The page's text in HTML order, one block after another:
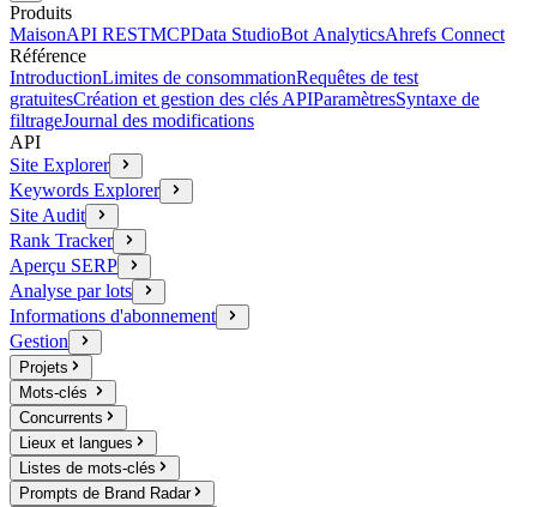
Produits
MaisonAPI RESTMCPData StudioBot AnalyticsAhrefs Connect
Référence
IntroductionLimites de consommationRequêtes de test
gratuitesCréation et gestion des clés APIParamètresSyntaxe de
filtrageJournal des modifications
API
Site Explorer
Keywords Explorer
Site Audit
Rank Tracker
Aperçu SERP
Analyse par lots
Informations d'abonnement
Gestion
Projets
Mots-clés
Concurrents
Lieux et langues
Listes de mots-clés
Prompts de Brand Radar